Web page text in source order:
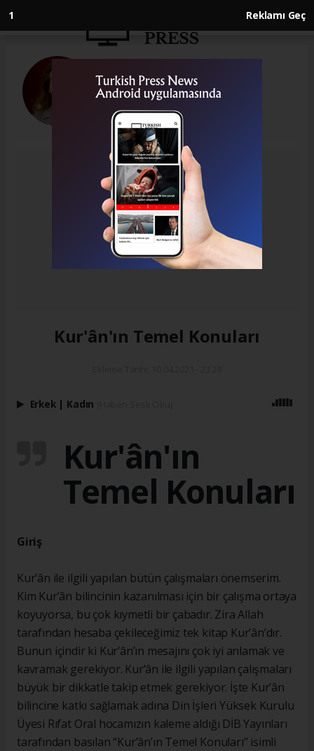
1 Reklamı Geç
Ziya Gündüz
gunduzziya82@gmail.com
Kur'ân'ın Temel Konuları
Erkek | Kadın
Kur'ân'ın
Temel Konuları
Giriş
Kur’ân ile ilgili yapılan bütün çalışmaları önemserim.
Kim Kur’ân bilincinin kazanılması için bir çalışma ortaya
koyuyorsa, bu çok kıymetli bir çabadır. Zira Allah
tarafından hesaba çekileceğimiz tek kitap Kur’ân’dır.
Bunun içindir ki Kur’ân’ın mesajını çok iyi anlamak ve
kavramak gerekiyor. Kur’ân ile ilgili yapılan çalışmaları
büyük bir dikkatle takip etmek gerekiyor. İşte Kur’ân
bilincine katkı sağlamak adına Din İşleri Yüksek Kurulu
Üyesi Rıfat Oral hocamızın kaleme aldığı DİB Yayınları
tarafından basılan “Kur’ân’ın Temel Konuları” isimli